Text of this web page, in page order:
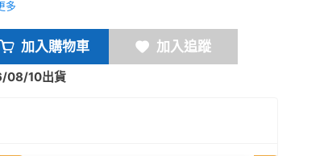
多
加入購物車 加入追蹤
08/10出貨